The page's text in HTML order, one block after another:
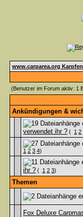
www.carparea.org
(Benutzer im Forum aktiv: 1
Ankündigungen &
verwendet ihr ? ( 1 2
1 2 3 4)
ihr ? ( 1 2 3)
Themen
Fox Deluxe